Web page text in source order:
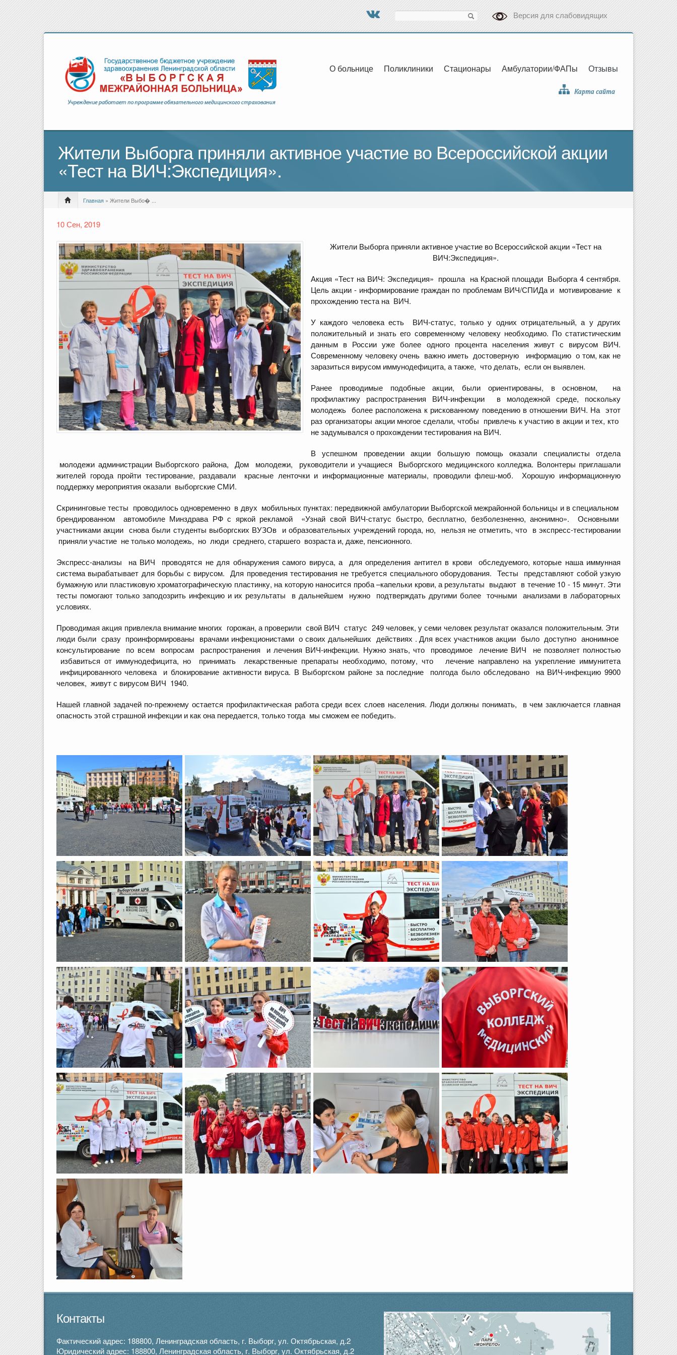
Версия для слабовидящих
О больнице Поликлиники Стационары Амбулатории/ФАПы Отзывы
Жители Выборга приняли активное участие во Всероссийской акции
«Тест на ВИЧ:Экспедиция».
Главная » Жители Выбо� ...
10 Сен, 2019
Жители Выборга приняли активное участие во Всероссийской акции «Тест на
ВИЧ:Экспедиция».
Акция «Тест на ВИЧ: Экспедиция» прошла на Красной площади Выборга 4 сентября.
Цель акции - информирование граждан по проблемам ВИЧ/СПИДа и мотивирование к
прохождению теста на ВИЧ.
У каждого человека есть ВИЧ-статус, только у одних отрицательный, а у других
положительный и знать его современному человеку необходимо. По статистическим
данным в России уже более одного процента населения живут с вирусом ВИЧ.
Современному человеку очень важно иметь достоверную информацию о том, как не
заразиться вирусом иммунодефицита, а также, что делать, если он выявлен.
Ранее проводимые подобные акции, были ориентированы, в основном, на
профилактику распространения ВИЧ-инфекции в молодежной среде, поскольку
молодежь более расположена к рискованному поведению в отношении ВИЧ. На этот
раз организаторы акции многое сделали, чтобы привлечь к участию в акции и тех, кто
не задумывался о прохождении тестирования на ВИЧ.
В успешном проведении акции большую помощь оказали специалисты отдела
молодежи администрации Выборгского района, Дом молодежи, руководители и учащиеся Выборгского медицинского колледжа. Волонтеры приглашали
жителей города пройти тестирование, раздавали красные ленточки и информационные материалы, проводили флеш-моб. Хорошую информационную
поддержку мероприятия оказали выборгские СМИ.
Скрининговые тесты проводилось одновременно в двух мобильных пунктах: передвижной амбулатории Выборгской межрайонной больницы и в специальном
брендированном автомобиле Минздрава РФ с яркой рекламой «Узнай свой ВИЧ-статус быстро, бесплатно, безболезненно, анонимно». Основными
участниками акции снова были студенты выборгских ВУЗОв и образовательных учреждений города, но, нельзя не отметить, что в экспресс-тестировании
приняли участие не только молодежь, но люди среднего, старшего возраста и, даже, пенсионного.
Экспресс-анализы на ВИЧ проводятся не для обнаружения самого вируса, а для определения антител в крови обследуемого, которые наша иммунная
система вырабатывает для борьбы с вирусом. Для проведения тестирования не требуется специального оборудования. Тесты представляют собой узкую
бумажную или пластиковую хроматографическую пластинку, на которую наносится проба –капельки крови, а результаты выдают в течение 10 - 15 минут. Эти
тесты помогают только заподозрить инфекцию и их результаты в дальнейшем нужно подтверждать другими более точными анализами в лабораторных
условиях.
Проводимая акция привлекла внимание многих горожан, а проверили свой ВИЧ статус 249 человек, у семи человек результат оказался положительным. Эти
люди были сразу проинформированы врачами инфекционистами о своих дальнейших действиях . Для всех участников акции было доступно анонимное
консультирование по всем вопросам распространения и лечения ВИЧ-инфекции. Нужно знать, что проводимое лечение ВИЧ не позволяет полностью
избавиться от иммунодефицита, но принимать лекарственные препараты необходимо, потому, что лечение направлено на укрепление иммунитета
инфицированного человека и блокирование активности вируса. В Выборгском районе за последние полгода было обследовано на ВИЧ-инфекцию 9900
человек, живут с вирусом ВИЧ 1940.
Нашей главной задачей по-прежнему остается профилактическая работа среди всех слоев населения. Люди должны понимать, в чем заключается главная
опасность этой страшной инфекции и как она передается, только тогда мы сможем ее победить.
Контакты
Фактический адрес: 188800, Ленинградская область, г. Выборг, ул. Октябрьская, д.2
Юридический адрес: 188800, Ленинградская область, г. Выборг, ул. Октябрьская, д.2